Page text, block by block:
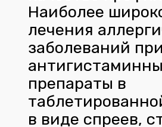
Наиболее
лечения
заболеваний
препараты в
в виде спреев,